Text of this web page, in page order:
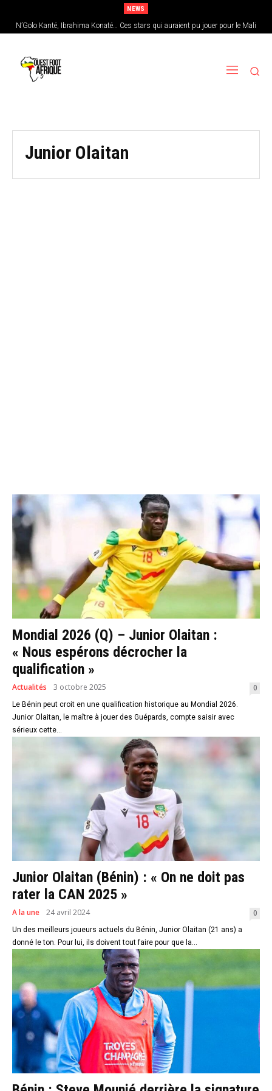
NEWS
N’Golo Kanté, Ibrahima Konaté… Ces stars qui auraient pu jouer pour le Mali
Junior Olaitan
Mondial 2026 (Q) – Junior Olaitan :
« Nous espérons décrocher la
qualification »
Actualités 3 octobre 2025 0
Le Bénin peut croit en une qualification historique au Mondial 2026.
Junior Olaitan, le maître à jouer des Guépards, compte saisir avec
sérieux cette...
Junior Olaitan (Bénin) : « On ne doit pas
rater la CAN 2025 »
A la une 24 avril 2024 0
Un des meilleurs joueurs actuels du Bénin, Junior Olaitan (21 ans) a
donné le ton. Pour lui, ils doivent tout faire pour que la...